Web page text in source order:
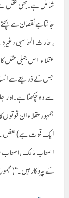
شامل ہے۔کبھی عقل
جانتا ہےنقصان سے
، حارث المحاسبی
عقلاء اس جبلی عقل
جس کے ذریعے سے
سے وہ چکھتا
جمہور عقلاءان قوتوں
ایک قوت ہے)بعض نے ان
اصحاب مالک ،اصحاب
کے پیروکار ہیں ۔‘‘(مجموع